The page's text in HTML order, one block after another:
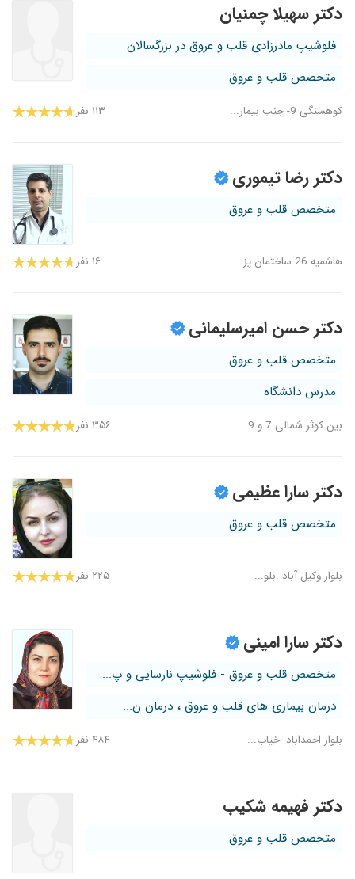
دکتر سهیلا چمنیان
فلوشیپ مادرزادی قلب و عروق در بزرگسالان
متخصص قلب و عروق
کوهسنگی 9- جنب بیمار... ۱۱۳ نفر
دکتر رضا تیموری
متخصص قلب و عروق
هاشمیه 26 ساختمان پز... ۱۶ نفر
دکتر حسن امیرسلیمانی
متخصص قلب و عروق
مدرس دانشگاه
بین کوثر شمالی 7 و 9... ۳۵۶ نفر
دکتر سارا عظیمی
متخصص قلب و عروق
بلوار وکیل آباد .بلو... ۲۲۵ نفر
دکتر سارا امینی
متخصص قلب و عروق - فلوشیپ نارسایی و پ...
درمان بیماری های قلب و عروق ، درمان ن...
بلوار احمداباد- خیاب... ۴۸۴ نفر
دکتر فهیمه شکیب
متخصص قلب و عروق